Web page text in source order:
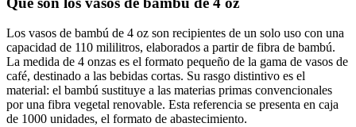
Los vasos de bambú de 4 oz son recipientes de un solo uso con una
capacidad de 110 mililitros, elaborados a partir de fibra de bambú.
La medida de 4 onzas es el formato pequeño de la gama de vasos de
café, destinado a las bebidas cortas. Su rasgo distintivo es el
material: el bambú sustituye a las materias primas convencionales
por una fibra vegetal renovable. Esta referencia se presenta en caja
de 1000 unidades, el formato de abastecimiento.